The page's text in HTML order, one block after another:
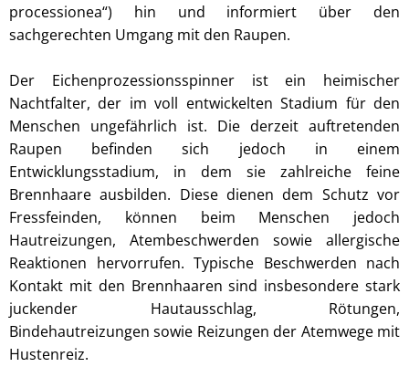
processionea“) hin und informiert über den
sachgerechten Umgang mit den Raupen.
Der Eichenprozessionsspinner ist ein heimischer
Nachtfalter, der im voll entwickelten Stadium für den
Menschen ungefährlich ist. Die derzeit auftretenden
Raupen befinden sich jedoch in einem
Entwicklungsstadium, in dem sie zahlreiche feine
Brennhaare ausbilden. Diese dienen dem Schutz vor
Fressfeinden, können beim Menschen jedoch
Hautreizungen, Atembeschwerden sowie allergische
Reaktionen hervorrufen. Typische Beschwerden nach
Kontakt mit den Brennhaaren sind insbesondere stark
juckender Hautausschlag, Rötungen,
Bindehautreizungen sowie Reizungen der Atemwege mit
Hustenreiz.